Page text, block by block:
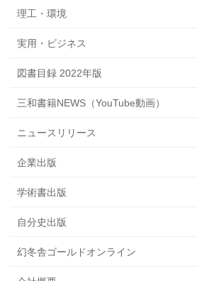
理工・環境
実用・ビジネス
図書目録 2022年版
三和書籍NEWS（YouTube動画）
ニュースリリース
企業出版
学術書出版
自分史出版
幻冬舎ゴールドオンライン